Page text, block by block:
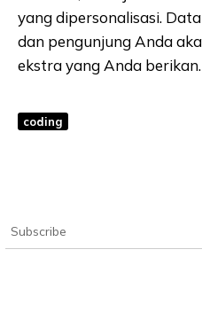
yang dipersonalisasi.
dan pengunjung Anda
ekstra yang Anda berikan.
coding
Subscribe